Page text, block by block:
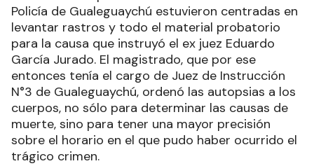
Policía de Gualeguaychú estuvieron centradas en
levantar rastros y todo el material probatorio
para la causa que instruyó el ex juez Eduardo
García Jurado. El magistrado, que por ese
entonces tenía el cargo de Juez de Instrucción
N°3 de Gualeguaychú, ordenó las autopsias a los
cuerpos, no sólo para determinar las causas de
muerte, sino para tener una mayor precisión
sobre el horario en el que pudo haber ocurrido el
trágico crimen.